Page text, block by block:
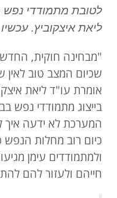
לטובת מתמודדי נפש
ליאת איצקוביץ.
"מבחינה חוקית,
שכיום המצב טוב
אומרת עו"ד ליאת
בייצוג מתמודדי נפש
המערכת לא ידעה איך
כיום רוב מחלות הנפש
ולמתמודדים עימן
חייהם ולעזור להם